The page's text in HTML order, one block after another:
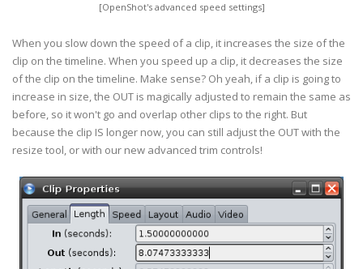
[OpenShot's advanced speed settings]
When you slow down the speed of a clip, it increases the size of the
clip on the timeline. When you speed up a clip, it decreases the size
of the clip on the timeline. Make sense? Oh yeah, if a clip is going to
increase in size, the OUT is magically adjusted to remain the same as
before, so it won't go and overlap other clips to the right. But
because the clip IS longer now, you can still adjust the OUT with the
resize tool, or with our new advanced trim controls!